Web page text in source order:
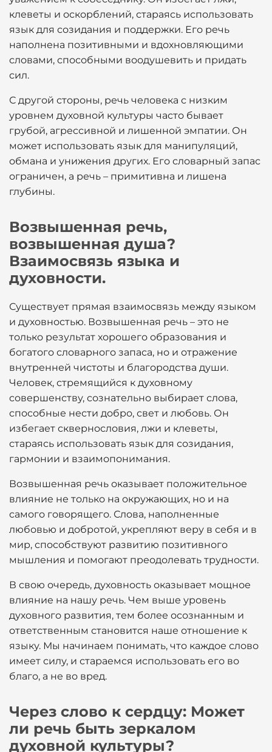
клеветы и оскорблений, стараясь использовать
язык для созидания и поддержки. Его речь
наполнена позитивными и вдохновляющими
словами, способными воодушевить и придать
сил.
С другой стороны, речь человека с низким
уровнем духовной культуры часто бывает
грубой, агрессивной и лишенной эмпатии. Он
может использовать язык для манипуляций,
обмана и унижения других. Его словарный запас
ограничен, а речь – примитивна и лишена
глубины.
Возвышенная речь,
возвышенная душа?
Взаимосвязь языка и
духовности.
Существует прямая взаимосвязь между языком
и духовностью. Возвышенная речь – это не
только результат хорошего образования и
богатого словарного запаса, но и отражение
внутренней чистоты и благородства души.
Человек, стремящийся к духовному
совершенству, сознательно выбирает слова,
способные нести добро, свет и любовь. Он
избегает сквернословия, лжи и клеветы,
стараясь использовать язык для созидания,
гармонии и взаимопонимания.
Возвышенная речь оказывает положительное
влияние не только на окружающих, но и на
самого говорящего. Слова, наполненные
любовью и добротой, укрепляют веру в себя и в
мир, способствуют развитию позитивного
мышления и помогают преодолевать трудности.
В свою очередь, духовность оказывает мощное
влияние на нашу речь. Чем выше уровень
духовного развития, тем более осознанным и
ответственным становится наше отношение к
языку. Мы начинаем понимать, что каждое слово
имеет силу, и стараемся использовать его во
благо, а не во вред.
Через слово к сердцу: Может
ли речь быть зеркалом
духовной культуры?